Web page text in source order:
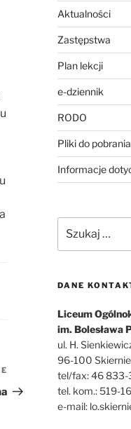
Następny
wpis
Aktualności
Zastępstwa
Plan lekcji
e-dziennik
RODO
Pliki do pobrania
Informacje
DANE
Liceum
im. Bolesława
ul. H.
96-100
tel/fax: 46 833-
tel. kom.: 519-
e-mail: